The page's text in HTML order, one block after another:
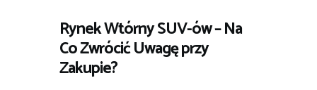
Rynek Wtórny SUV-ów – Na
Co Zwrócić Uwagę przy
Zakupie?